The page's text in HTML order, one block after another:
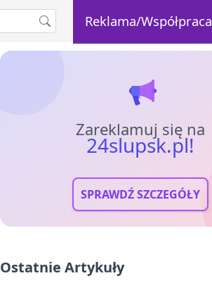
Reklama/Współpraca
Zareklamuj się na
24slupsk.pl!
SPRAWDŹ SZCZEGÓŁY
Ostatnie Artykuły